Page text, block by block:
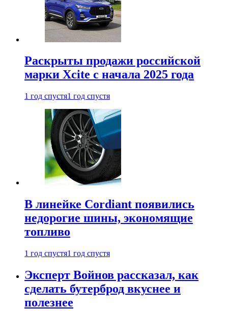
Раскрыты продажи российской
марки Xcite с начала 2025 года
1 год спустя1 год спустя
В линейке Cordiant появились
недорогие шины, экономящие
топливо
1 год спустя1 год спустя
Эксперт Войнов рассказал, как
сделать бутерброд вкуснее и
полезнее